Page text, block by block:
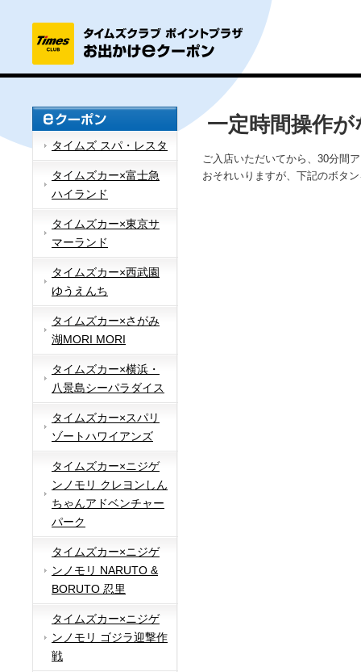
タイムズ スパ・レスタ
タイムズカー×富士急
ハイランド
タイムズカー×東京サ
マーランド
タイムズカー×西武園
ゆうえんち
タイムズカー×さがみ
湖MORI MORI
タイムズカー×横浜・
八景島シーパラダイス
タイムズカー×スパリ
ゾートハワイアンズ
タイムズカー×ニジゲ
ンノモリ クレヨンしん
ちゃんアドベンチャー
パーク
タイムズカー×ニジゲ
ンノモリ NARUTO &
BORUTO 忍里
タイムズカー×ニジゲ
ンノモリ ゴジラ迎撃作
戦
一定時間操作
ご入店いただいてから、30分間
おそれいりますが、下記のボタ